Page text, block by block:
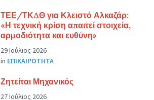
ΤΕΕ/ΤΚΔΘ για Κλειστό Αλκαζάρ:
«Η τεχνική κρίση απαιτεί στοιχεία,
αρμοδιότητα και ευθύνη»
29 Ιούλιος 2026
in ΕΠΙΚΑΙΡΟΤΗΤΑ
Ζητείται Μηχανικός
27 Ιούλιος 2026